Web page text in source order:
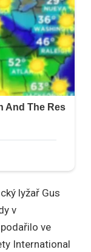
lyžař Gus
v
ve
International